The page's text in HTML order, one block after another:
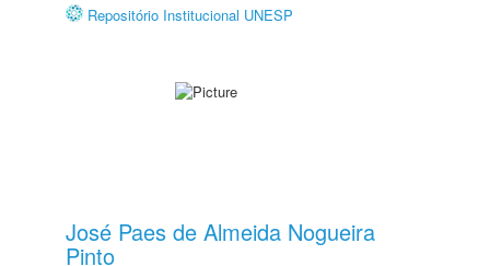
Repositório Institucional UNESP
José Paes de Almeida Nogueira
Pinto